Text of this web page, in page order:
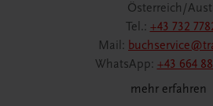
Österreich/
Tel.: +43 732
Mail:
WhatsApp: +43 664
mehr erfahren